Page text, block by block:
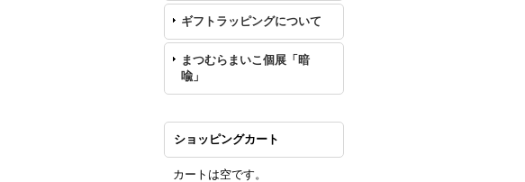
ギフトラッピングについて
まつむらまいこ個展「暗
喩」
ショッピングカート
カートは空です。